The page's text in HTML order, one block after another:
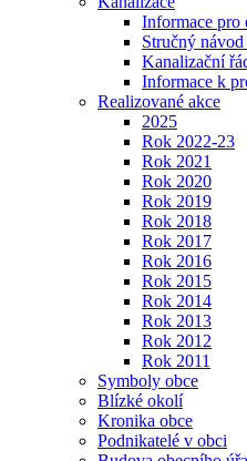
Informace pro
Stručný
Kanalizační
Informace k
Realizované akce
2025
Rok 2022-23
Rok 2021
Rok 2020
Rok 2019
Rok 2018
Rok 2017
Rok 2016
Rok 2015
Rok 2014
Rok 2013
Rok 2012
Rok 2011
Symboly obce
Blízké okolí
Kronika obce
Podnikatelé v obci